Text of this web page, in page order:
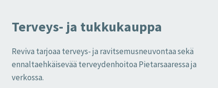
Terveys- ja tukkukauppa
Reviva tarjoaa terveys- ja ravitsemusneuvontaa sekä
ennaltaehkäisevää terveydenhoitoa Pietarsaaressa ja
verkossa.